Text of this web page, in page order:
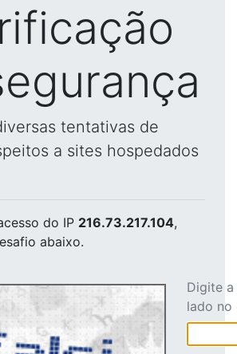
tentativas de
a sites hospedados
do IP 216.73.217.104,
abaixo.
Digite
lado no